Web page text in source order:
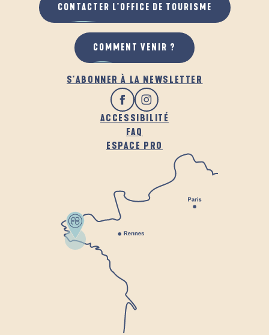
AU GRAND AIR
S'ABONNER À LA NEWSLETTER
ACCESSIBILITÉ
FAQ
ESPACE PRO
CONTACTER L'OFFICE DE TOURISME
COMMENT VENIR ?